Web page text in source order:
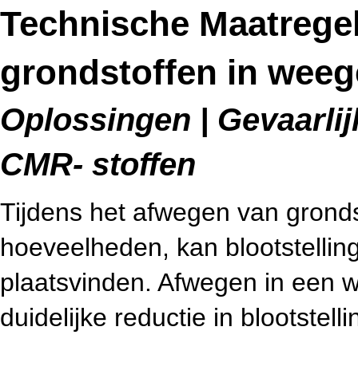
Technische
grondstoffen in
Oplossingen |
CMR- stoffen
Tijdens het afwegen van
hoeveelheden, kan
plaatsvinden. Afwegen in een
duidelijke reductie in